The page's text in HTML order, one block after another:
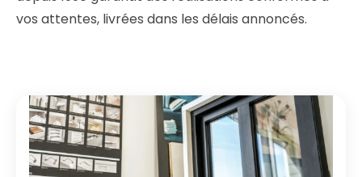
vos attentes, livrées dans les délais annoncés.